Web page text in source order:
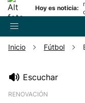
Hoy es noticia:
Inicio Fútbol
Escuchar
RENOVACIÓN